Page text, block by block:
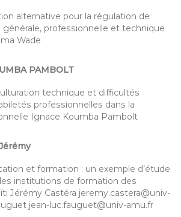
alternative pour la régulation de
générale, professionnelle et technique
Wade
PAMBOLT
technique et difficultés
professionnelles dans la
Ignace Koumba Pambolt
et formation : un exemple d’étude
institutions de formation des
Jérémy Castéra jeremy.castera@univ-
jean-luc.fauguet@univ-amu.fr